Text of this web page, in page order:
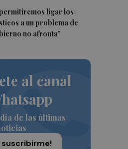
permitiremos ligar los
a un problema de
no afronta"
al canal
día de las últimas
suscribirme!